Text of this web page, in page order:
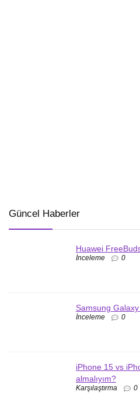
Güncel Haberler
Huawei
İnceleme 0
Samsung
İnceleme 0
iPhone 15 vs
almalıyım?
Karşılaştırma 0